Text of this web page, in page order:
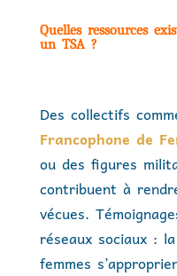
Quelles ressources
un TSA ?
Des collectifs
Francophone de
ou des figures
contribuent à
vécues.
réseaux sociaux :
femmes